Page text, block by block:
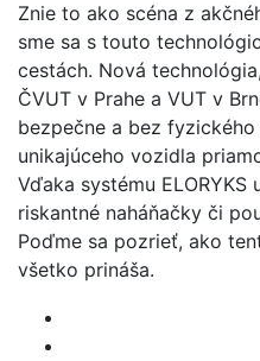
Znie to ako scéna z
sme sa s touto
cestách. Nová
ČVUT v Prahe a VUT v
bezpečne a bez
unikajúceho vozidla
Vďaka systému
riskantné naháňačky či
Poďme sa pozrieť, ako
všetko prináša.